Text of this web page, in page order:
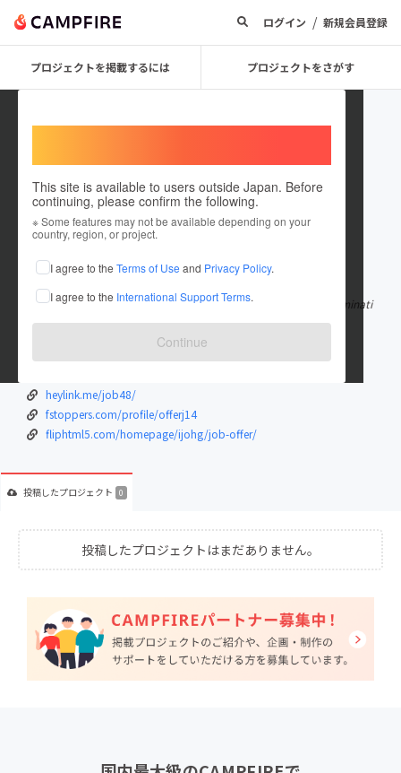
ログイン / 新規会員登録
プロジェクトを掲載するには プロジェクトをさがす
This site is available to users outside Japan. Before
continuing, please confirm the following.
※ Some features may not be available depending on your
country, region, or project.
I agree to the Terms of Use and Privacy Policy.
I agree to the International Support Terms.
Continue
offerj14
在住国：米国
出身国：日本
A job offer is a pivotal moment in one's career, marking the culminati
on of a rigorous sel もっと見る
heylink.me/job48/
fstoppers.com/profile/offerj14
fliphtml5.com/homepage/ijohg/job-offer/
投稿したプロジェクト 0
投稿したプロジェクトはまだありません。